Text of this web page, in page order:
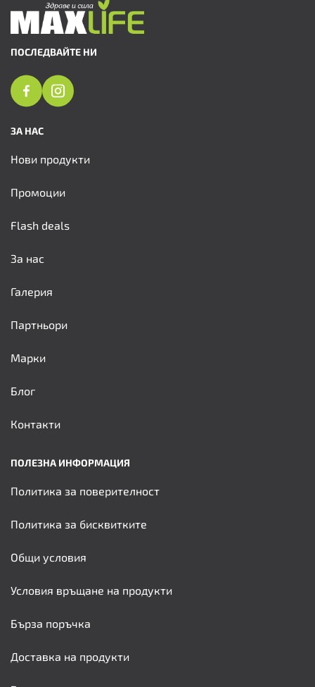
ПОСЛЕДВАЙТЕ НИ
ЗА НАС
Нови продукти
Промоции
Flash deals
За нас
Галерия
Партньори
Марки
Блог
Контакти
ПОЛЕЗНА ИНФОРМАЦИЯ
Политика за поверителност
Политика за бисквитките
Общи условия
Условия връщане на продукти
Бърза поръчка
Доставка на продукти